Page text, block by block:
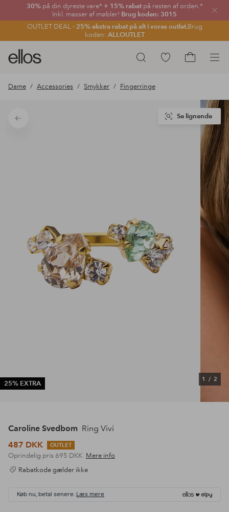
30% på din dyreste vare* + 15% rabatpå resten af orden.*
Inkl. masser af møbler! Brug koden: 3015
OUTLET DEAL - 25% ekstra rabat på alt i vores outlet.Brug
koden: ALLOUTLET
Luk
Søg
Ellos
logo
gå
forsiden
Gå
Dame Accessories Smykker Fingerringe
Tilbage
25% EXTRA
1 / 2
Se lignende
Caroline Svedbom Ring Vivi
487 DKK
OUTLET
Oprindelig pris 695 DKK Mere info
Rabatkode gælder ikke
Køb nu, betal senere. Læs mere